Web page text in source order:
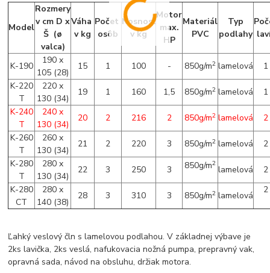
Model
Rozmery
v cm D x
Š (ø
valca)
Váha
v kg
Počet
osôb
Nosnosť
v kg
Motor
max.
HP
Materiál
PVC
Typ
podlahy
K-190
190 x
105 (28)
15 1 100 - 850g/m2 lamelová
1
K-220
T
220 x
130 (34)
19 1 160 1,5 850g/m2 lamelová
1
K-240
T
240 x
130 (34)
20 2 216 2 850g/m2 lamelová
2
K-260
T
260 x
130 (34)
21 2 220 3 850g/m2 lamelová
2
K-280
T
280 x
130 (34)
22 3 250 3 850g/m2
lamelová
2
K-280
CT
280 x
140 (38)
28 3 310 3 850g/m2 lamelová
2
Ľahký veslový čln s lamelovou podlahou. V základnej výbave je
2ks lavička, 2ks veslá, nafukovacia nožná pumpa, prepravný vak,
opravná sada, návod na obsluhu, držiak motora.